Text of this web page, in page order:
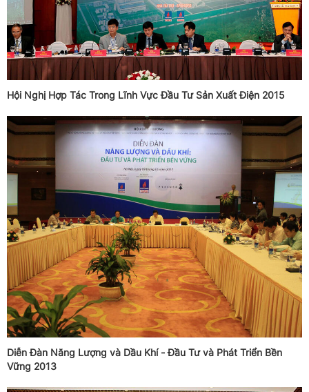
Hội Nghị Hợp Tác Trong Lĩnh Vực Đầu Tư Sản Xuất Điện 2015
Diễn Đàn Năng Lượng và Dầu Khí - Đầu Tư và Phát Triển Bền
Vững 2013